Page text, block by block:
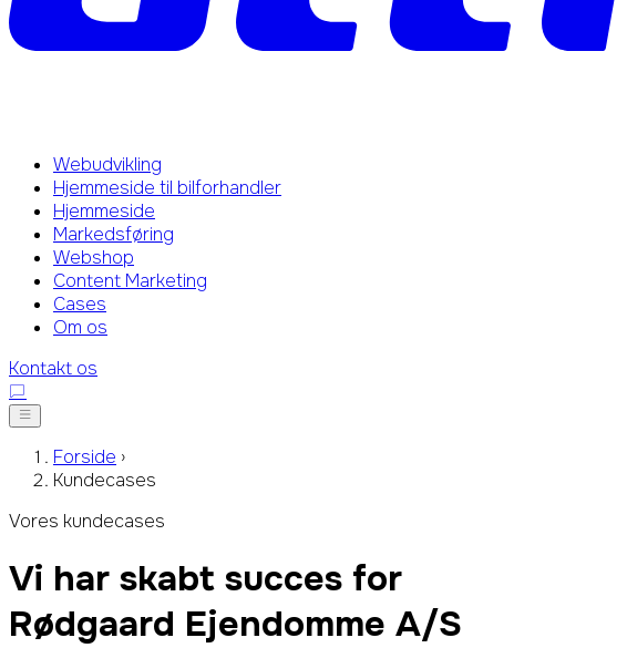
Webudvikling
Hjemmeside til bilforhandler
Hjemmeside
Markedsføring
Webshop
Content Marketing
Cases
Om os
Kontakt os
Forside ›
Kundecases
Vores kundecases
Vi har skabt succes for
Rødgaard Ejendomme A/S